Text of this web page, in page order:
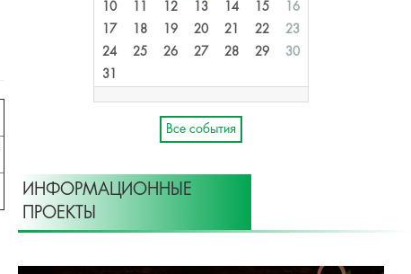
10
11 12 13 14 15
16
17
18 19 20 21 22
23
24
25 26 27 28 29
30
31
Все события
ИНФОРМАЦИОННЫЕ
ПРОЕКТЫ